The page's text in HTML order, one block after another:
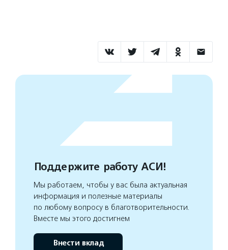
Поддержите работу АСИ!
Мы работаем, чтобы у вас была актуальная
информация и полезные материалы
по любому вопросу в благотворительности.
Вместе мы этого достигнем
Внести вклад